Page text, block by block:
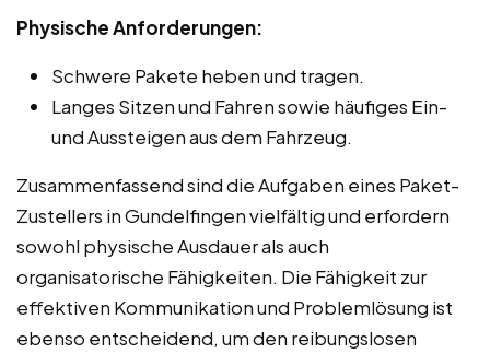
Physische Anforderungen:
Schwere Pakete heben und tragen.
Langes Sitzen und Fahren sowie häufiges Ein-
und Aussteigen aus dem Fahrzeug.
Zusammenfassend sind die Aufgaben eines Paket-
Zustellers in Gundelfingen vielfältig und erfordern
sowohl physische Ausdauer als auch
organisatorische Fähigkeiten. Die Fähigkeit zur
effektiven Kommunikation und Problemlösung ist
ebenso entscheidend, um den reibungslosen